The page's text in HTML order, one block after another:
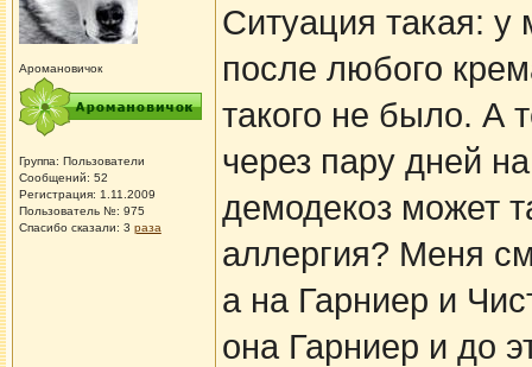
Аромановичок
Группа: Пользователи
Сообщений: 52
Регистрация: 1.11.2009
Пользователь №: 975
Спасибо сказали: 3 раза
Ситуация такая: у
после любого
такого не было. А
через пару дней
демодекоз может
аллергия? Меня
а на Гарниер и
она Гарниер и до